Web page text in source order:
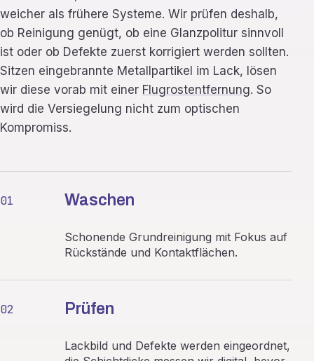
weicher als frühere Systeme. Wir prüfen deshalb,
ob Reinigung genügt, ob eine Glanzpolitur sinnvoll
ist oder ob Defekte zuerst korrigiert werden sollten.
Sitzen eingebrannte Metallpartikel im Lack, lösen
wir diese vorab mit einer Flugrostentfernung. So
wird die Versiegelung nicht zum optischen
Kompromiss.
01 Waschen
Schonende Grundreinigung mit Fokus auf
Rückstände und Kontaktflächen.
02 Prüfen
Lackbild und Defekte werden eingeordnet,